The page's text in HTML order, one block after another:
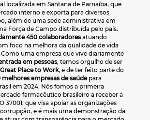
localizada em Santana de Parnaíba, que
interno e exporta para diversos
além de uma sede administrativa em
Força de Campo distribuída pelo país.
450 colaboradoresatuando
foco na melhora da qualidade de vida
uma empresa que vive diariamente
em pessoas, temos orgulho de ser
Great Place to Work, e de ter feito parte do
melhores empresas de saúdepara
em 2024. Nós fomos a primeira
farmacêutico brasileiro a receber a
37001, que visa apoiar as organizações
e é mais uma demonstração da